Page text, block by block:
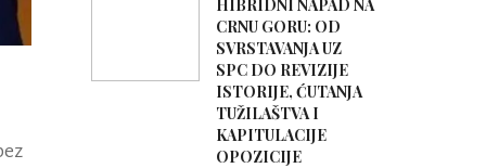
HIBRIDNI NAPAD NA
CRNU GORU: OD
SVRSTAVANJA UZ
SPC DO REVIZIJE
ISTORIJE, ĆUTANJA
TUŽILAŠTVA I
KAPITULACIJE
OPOZICIJE